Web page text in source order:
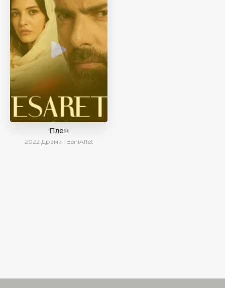
Плен
2022 Драма | BeniAffet